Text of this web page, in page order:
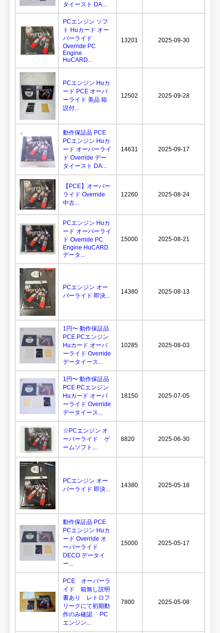
タイースト DA...
PCエンジン ソフ
ト Huカード オー
バーライド
Override PC
Engine
HuCARD...
13201 2025-09-30
PCエンジン Huカ
ード PCE オーバ
ーライド 美品 箱
説付...
12502 2025-09-28
動作保証品 PCE
PCエンジン Huカ
ード オーバーライ
ド Override デー
タイースト DA...
14631 2025-09-17
【PCE】オーバー
ライド Override
中古...
12260 2025-08-24
PCエンジン Huカ
ード オーバーライ
ド Override PC
Engine HuCARD
データ...
15000 2025-08-21
PCエンジン オー
バーライド 即決...
14380 2025-08-13
1円〜 動作保証品
PCE PCエンジン
Huカード オーバ
ーライド Override
データイース...
10285 2025-08-03
1円〜 動作保証品
PCE PCエンジン
Huカード オーバ
ーライド Override
データイース...
18150 2025-07-05
☆PCエンジン オ
ーバーライド ゲ
ームソフト...
8820 2025-06-30
PCエンジン オー
バーライド 即決...
14380 2025-05-18
動作保証品 PCE
PCエンジン Huカ
ード Override オ
ーバーライド
DECO データイ
ー...
15000 2025-05-17
PCE オーバーラ
イド 箱無し説明
書あり レトロフ
リークにて初期動
作のみ確認 PC
エンジン...
7800 2025-05-08